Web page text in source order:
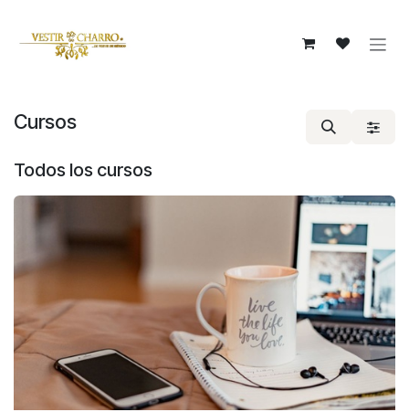
Cursos
Todos los cursos